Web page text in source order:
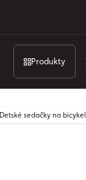
Produkty
Detské sedačky na bicykel